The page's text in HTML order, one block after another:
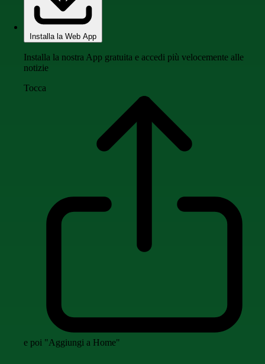
Installa la Web App
Installa la nostra App gratuita e accedi più velocemente alle
notizie
Tocca
e poi "Aggiungi a Home"